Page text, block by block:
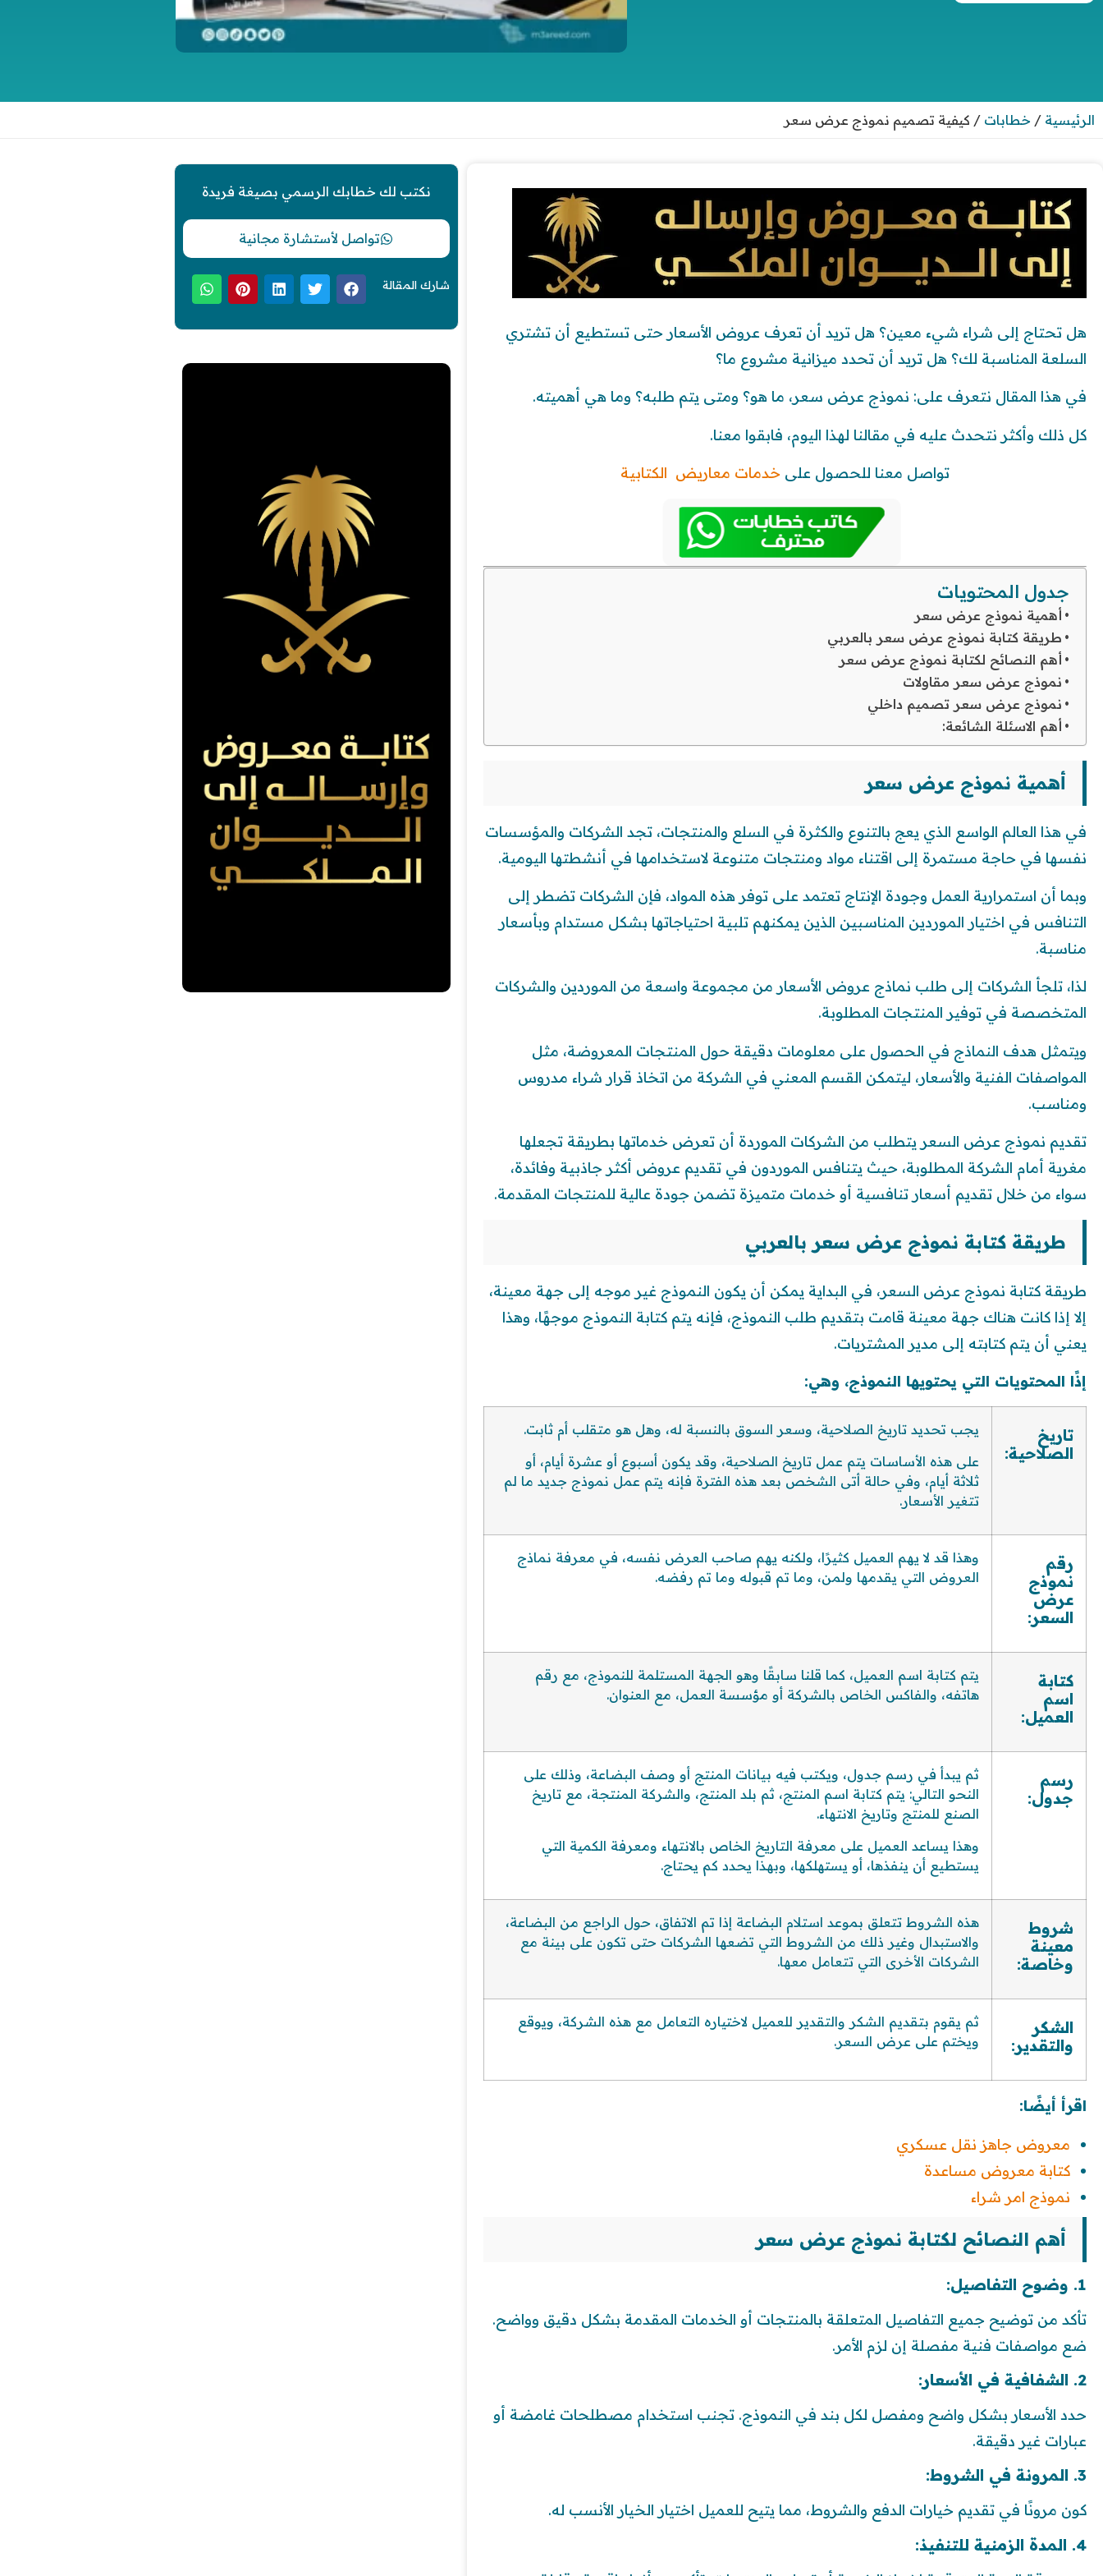
الرئيسية / خطابات / كيفية تصميم نموذج عرض سعر
هل تحتاج إلى شراء شيء معين؟ هل تريد أن تعرف عروض الأسعار حتى تستطيع أن تشتري
السلعة المناسبة لك؟ هل تريد أن تحدد ميزانية مشروع ما؟
في هذا المقال نتعرف على: نموذج عرض سعر، ما هو؟ ومتى يتم طلبه؟ وما هي أهميته.
كل ذلك وأكثر نتحدث عليه في مقالنا لهذا اليوم، فابقوا معنا.
تواصل معنا للحصول على خدمات معاريض الكتابية
جدول المحتويات
أهمية نموذج عرض سعر
طريقة كتابة نموذج عرض سعر بالعربي
أهم النصائح لكتابة نموذج عرض سعر
نموذج عرض سعر مقاولات
نموذج عرض سعر تصميم داخلي
أهم الاسئلة الشائعة:
أهمية نموذج عرض سعر
في هذا العالم الواسع الذي يعج بالتنوع والكثرة في السلع والمنتجات، تجد الشركات والمؤسسات
نفسها في حاجة مستمرة إلى اقتناء مواد ومنتجات متنوعة لاستخدامها في أنشطتها اليومية.
وبما أن استمرارية العمل وجودة الإنتاج تعتمد على توفر هذه المواد، فإن الشركات تضطر إلى
التنافس في اختيار الموردين المناسبين الذين يمكنهم تلبية احتياجاتها بشكل مستدام وبأسعار
مناسبة.
لذا، تلجأ الشركات إلى طلب نماذج عروض الأسعار من مجموعة واسعة من الموردين والشركات
المتخصصة في توفير المنتجات المطلوبة.
ويتمثل هدف النماذج في الحصول على معلومات دقيقة حول المنتجات المعروضة، مثل
المواصفات الفنية والأسعار، ليتمكن القسم المعني في الشركة من اتخاذ قرار شراء مدروس
ومناسب.
تقديم نموذج عرض السعر يتطلب من الشركات الموردة أن تعرض خدماتها بطريقة تجعلها
مغرية أمام الشركة المطلوبة، حيث يتنافس الموردون في تقديم عروض أكثر جاذبية وفائدة،
سواء من خلال تقديم أسعار تنافسية أو خدمات متميزة تضمن جودة عالية للمنتجات المقدمة.
طريقة كتابة نموذج عرض سعر بالعربي
طريقة كتابة نموذج عرض السعر، في البداية يمكن أن يكون النموذج غير موجه إلى جهة معينة،
إلا إذا كانت هناك جهة معينة قامت بتقديم طلب النموذج، فإنه يتم كتابة النموذج موجهًا، وهذا
يعني أن يتم كتابته إلى مدير المشتريات.
إذًا المحتويات التي يحتويها النموذج، وهي:
تاريخ
الصلاحية:
يجب تحديد تاريخ الصلاحية، وسعر السوق بالنسبة له، وهل هو متقلب أم ثابت.
على هذه الأساسات يتم عمل تاريخ الصلاحية، وقد يكون أسبوع أو عشرة أيام، أو
ثلاثة أيام، وفي حالة أتى الشخص بعد هذه الفترة فإنه يتم عمل نموذج جديد ما لم
تتغير الأسعار.
رقم
نموذج
عرض
السعر:
وهذا قد لا يهم العميل كثيرًا، ولكنه يهم صاحب العرض نفسه، في معرفة نماذج
العروض التي يقدمها ولمن، وما تم قبوله وما تم رفضه.
كتابة
اسم
العميل:
يتم كتابة اسم العميل، كما قلنا سابقًا وهو الجهة المستلمة للنموذج، مع رقم
هاتفه، والفاكس الخاص بالشركة أو مؤسسة العمل، مع العنوان.
رسم
جدول:
ثم يبدأ في رسم جدول، ويكتب فيه بيانات المنتج أو وصف البضاعة، وذلك على
النحو التالي: يتم كتابة اسم المنتج، ثم بلد المنتج، والشركة المنتجة، مع تاريخ
الصنع للمنتج وتاريخ الانتهاء.
وهذا يساعد العميل على معرفة التاريخ الخاص بالانتهاء ومعرفة الكمية التي
يستطيع أن ينفذها، أو يستهلكها، وبهذا يحدد كم يحتاج.
شروط
معينة
وخاصة:
هذه الشروط تتعلق بموعد استلام البضاعة إذا تم الاتفاق، حول الراجع من البضاعة،
والاستبدال وغير ذلك من الشروط التي تضعها الشركات حتى تكون على بينة مع
الشركات الأخرى التي تتعامل معها.
الشكر
والتقدير:
ثم يقوم بتقديم الشكر والتقدير للعميل لاختياره التعامل مع هذه الشركة، ويوقع
ويختم على عرض السعر.
اقرأ أيضًا:
معروض جاهز نقل عسكري
كتابة معروض مساعدة
نموذج امر شراء
أهم النصائح لكتابة نموذج عرض سعر
1. وضوح التفاصيل:
تأكد من توضيح جميع التفاصيل المتعلقة بالمنتجات أو الخدمات المقدمة بشكل دقيق وواضح.
ضع مواصفات فنية مفصلة إن لزم الأمر.
2. الشفافية في الأسعار:
حدد الأسعار بشكل واضح ومفصل لكل بند في النموذج. تجنب استخدام مصطلحات غامضة أو
عبارات غير دقيقة.
3. المرونة في الشروط:
كون مرونًا في تقديم خيارات الدفع والشروط، مما يتيح للعميل اختيار الخيار الأنسب له.
4. المدة الزمنية للتنفيذ:
نكتب لك خطابك الرسمي بصيغة فريدة
تواصل لأستشارة مجانية
شارك المقالة